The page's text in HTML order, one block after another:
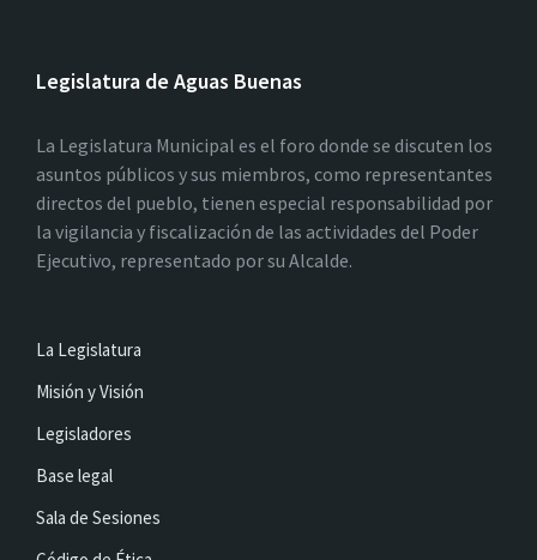
Legislatura de Aguas Buenas
La Legislatura Municipal es el foro donde se discuten los
asuntos públicos y sus miembros, como representantes
directos del pueblo, tienen especial responsabilidad por
la vigilancia y fiscalización de las actividades del Poder
Ejecutivo, representado por su Alcalde.
La Legislatura
Misión y Visión
Legisladores
Base legal
Sala de Sesiones